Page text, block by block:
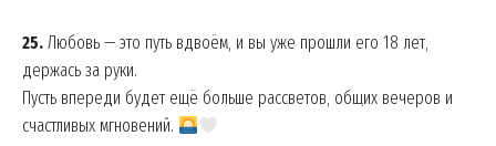
25. Любовь — это путь вдвоём, и вы уже прошли его 18 лет,
держась за руки.
Пусть впереди будет ещё больше рассветов, общих вечеров и
счастливых мгновений.